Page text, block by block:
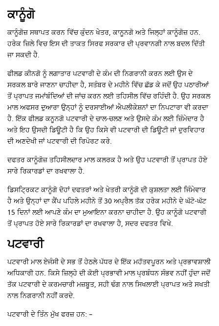
ਕਾਨੂੰਗੋ
ਕਾਨੂੰਗੋਜ਼ ਸਥਾਪਤ ਕਰਨ ਵਿੱਚ ਕੁੰਦਨ ਖੇਤਰ, ਕਾਨੂਨਗੋ ਅਤੇ ਜਿਲ੍ਹਾਂ ਕਾਨੂੰਗੋਜ਼ ਹਨ.
ਹਰੇਕ ਜ਼ਿਲੇ ਵਿਚ ਇਸ ਦੀ ਤਾਕਤ ਸਿਰਫ ਸਰਕਾਰ ਦੀ ਪ੍ਰਵਾਨਗੀ ਨਾਲ ਬਦਲ ਦਿੱਤੀ
ਜਾ ਸਕਦੀ ਹੈ.
ਫੀਲਡ ਕੀਨਗੋ ਨੂੰ ਲਗਾਤਾਰ ਪਟਵਾਰੀ ਦੇ ਕੰਮ ਦੀ ਨਿਗਰਾਨੀ ਕਰਨ ਲਈ ਉਸ ਦੇ
ਸਰਕਲ ਬਾਰੇ ਜਾਣਨਾ ਚਾਹੀਦਾ ਹੈ, ਸਤੰਬਰ ਦੇ ਮਹੀਨੇ ਵਿੱਚ ਛੱਡ ਕੇ ਜਦੋਂ ਉਹ ਪਠਾਰੀਆਂ
ਤੋਂ ਪ੍ਰਾਪਤ ਜਮਾਂਬੰਦਿਆਂ ਦੀ ਜਾਂਚ ਕਰਨ ਲਈ ਤਹਿਸੀਲ ਵਿੱਚ ਰਹਿੰਦੀ ਹੈ. ਉਹ ਸਰਕਲ
ਮਾਲ ਅਫਸਰ ਦੁਆਰਾ ਉਨ੍ਹਾਂ ਨੂੰ ਦਰਸਾਈਆਂ ਐਪਲੀਕੇਸ਼ਨਾਂ ਦਾ ਨਿਪਟਾਰਾ ਵੀ ਕਰਦਾ
ਹੈ. ਇੱਕ ਫੀਲਡ ਕਨੂਨਗੋ ਪਟਵਾਰੀ ਦੇ ਚਾਲ-ਚਲਣ ਅਤੇ ਉਸਦੇ ਕੰਮ ਲਈ ਜ਼ਿੰਮੇਦਾਰ ਹੈ
ਅਤੇ ਇਹ ਉਸਦੀ ਡਿਊਟੀ ਹੈ ਕਿ ਉਹ ਕਿਸੇ ਵੀ ਪਟਵਾਰੀ ਦੀ ਡਿਊਟੀ ਜਾਂ ਦੁਰਵਿਹਾਰ
ਦੀ ਅਣਦੇਖੀ ਜਾਂ ਪਟਵਾਰੀ ਦੀ ਰਿਪੋਰਟ ਕਰੇ.
ਦਫਤਰ ਕਾਨੂੰਗੋਜ਼ ਤਹਿਸੀਲਦਾਰ ਮਾਲ ਕਲਰਕ ਹੈ ਅਤੇ ਉਹ ਪਟਵਾਰੀ ਤੋਂ ਪ੍ਰਾਪਤ ਹੋਏ
ਸਾਰੇ ਰਿਕਾਰਡਾਂ ਦਾ ਰਖਵਾਲਾ ਹੈ.
ਡਿਸਟ੍ਰਿਕਟ ਕਾਨੂੰਗੋ ਦੋਹਾਂ ਦਫਤਰਾਂ ਅਤੇ ਖੇਤਰੀ ਕਾਨੂੰਗੋ ਦੀ ਕੁਸ਼ਲਤਾ ਲਈ ਜਿੰਮੇਵਾਰ
ਹੈ ਅਤੇ ਉਨ੍ਹਾਂ ਦਾ ਕੈਂਪ ਪਹਿਲੇ ਮਹੀਨੇ ਤੋਂ 30 ਅਪ੍ਰੈਲ ਤੱਕ ਹਰੇਕ ਮਹੀਨੇ ਦੇ ਘੱਟੋ-ਘੱਟ
15 ਦਿਨਾਂ ਲਈ ਆਪਣੇ ਕੰਮ ਦਾ ਮੁਆਇਨਾ ਕਰਨਾ ਚਾਹੀਦਾ ਹੈ. ਉਹ ਕਾਨੂੰਗੋ ਪਟਵਾਰੀ
ਤੋਂ ਪ੍ਰਾਪਤ ਹੋਏ ਸਾਰੇ ਰਿਕਾਰਡਾਂ ਦਾ ਰਖਵਾਲਾ ਹੈ, ਸਦਰ ਦਫਤਰ ਵਿਖੇ.
ਪਟਵਾਰੀ
ਪਟਵਾਰੀ ਮਾਲ ਏਜੰਸੀ ਦੇ ਸਭ ਤੋਂ ਹੇਠਲੇ ਪੱਧਰ ਦੇ ਇੱਕ ਮਹੱਤਵਪੂਰਨ ਅਤੇ ਪ੍ਰਭਾਵਸ਼ਾਲੀ
ਅਧਿਕਾਰੀ ਹਨ. ਕਿਸੇ ਜ਼ਿਲ੍ਹੇ ਦੀ ਕੋਈ ਪ੍ਰਭਾਵੀ ਮਾਲ ਪ੍ਰਬੰਧਨ ਸੰਭਵ ਨਹੀਂ ਹੁੰਦਾ ਜਦੋਂ
ਤੱਕ ਪਟਵਾਰੀ ਦੇ ਕਰਮਚਾਰੀ ਮਜ਼ਬੂਤ, ਸਹੀ ਢੰਗ ਨਾਲ ਸਿਖਲਾਈ ਪ੍ਰਾਪਤ ਅਤੇ ਸਖਤੀ
ਨਾਲ ਨਿਗਰਾਨੀ ਨਹੀਂ ਕਰਦੇ.
ਪਟਵਾਰੀ ਦੇ ਤਿੰਨ ਮੁੱਖ ਫਰਜ਼ ਹਨ: –